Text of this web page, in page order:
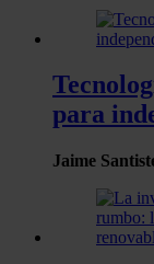
para
Jaime